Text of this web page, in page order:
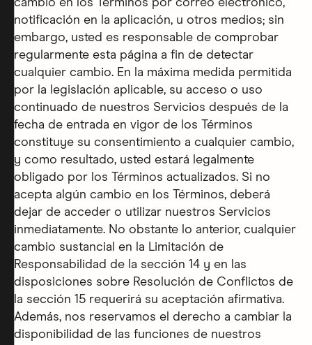
cambio en los Términos por correo electrónico,
notificación en la aplicación, u otros medios; sin
embargo, usted es responsable de comprobar
regularmente esta página a fin de detectar
cualquier cambio. En la máxima medida permitida
por la legislación aplicable, su acceso o uso
continuado de nuestros Servicios después de la
fecha de entrada en vigor de los Términos
constituye su consentimiento a cualquier cambio,
y como resultado, usted estará legalmente
obligado por los Términos actualizados. Si no
acepta algún cambio en los Términos, deberá
dejar de acceder o utilizar nuestros Servicios
inmediatamente. No obstante lo anterior, cualquier
cambio sustancial en la Limitación de
Responsabilidad de la sección 14 y en las
disposiciones sobre Resolución de Conflictos de
la sección 15 requerirá su aceptación afirmativa.
Además, nos reservamos el derecho a cambiar la
disponibilidad de las funciones de nuestros